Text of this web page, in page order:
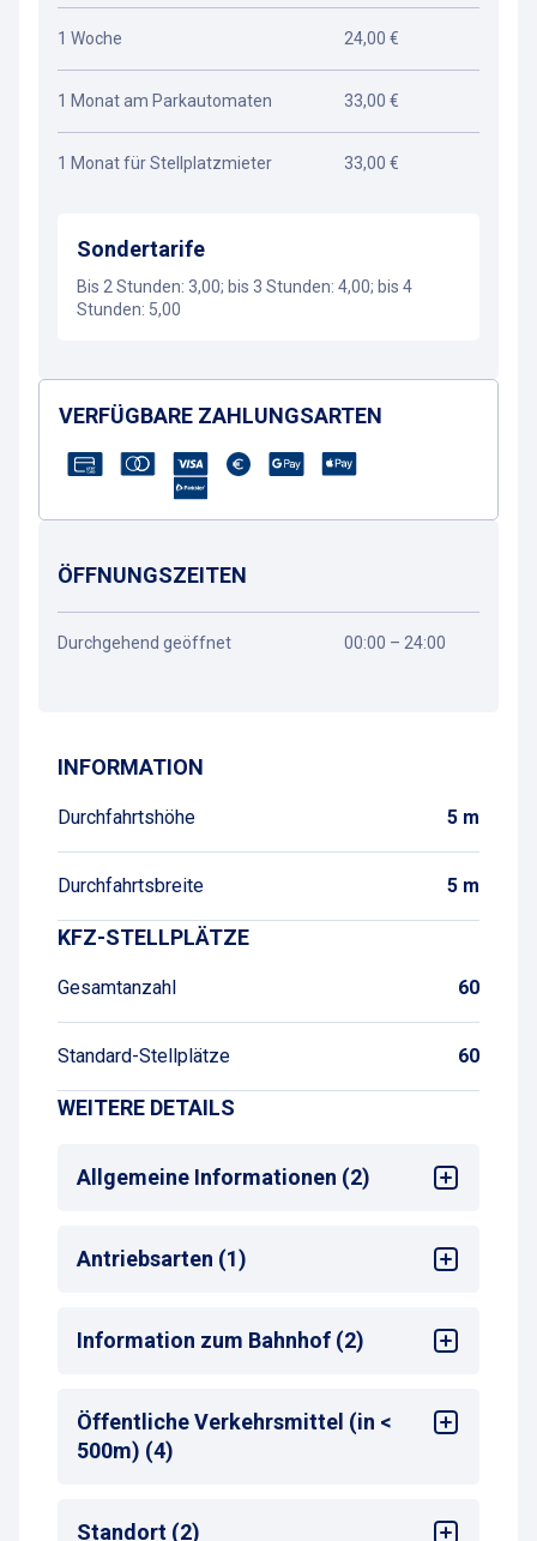
1 Woche 24,00 €
1 Monat am Parkautomaten 33,00 €
1 Monat für Stellplatzmieter 33,00 €
Sondertarife
Bis 2 Stunden: 3,00; bis 3 Stunden: 4,00; bis 4
Stunden: 5,00
VERFÜGBARE ZAHLUNGSARTEN
ÖFFNUNGSZEITEN
Durchgehend geöffnet 00:00 – 24:00
INFORMATION
Durchfahrtshöhe 5 m
Durchfahrtsbreite 5 m
KFZ-STELLPLÄTZE
Gesamtanzahl 60
Standard-Stellplätze 60
WEITERE DETAILS
Allgemeine Informationen (2)
Mehrsprachige Bedienung am
Zahlautomaten
Monatsparkschein
Antriebsarten (1)
Information zum Bahnhof (2)
Bahnhof
: Mainz-Kastel
Entfernung zum nächsten Bahnhofseingang
<50 m
Öffentliche Verkehrsmittel (in <
500m) (4)
Bus-Haltestelle
Standort (2)